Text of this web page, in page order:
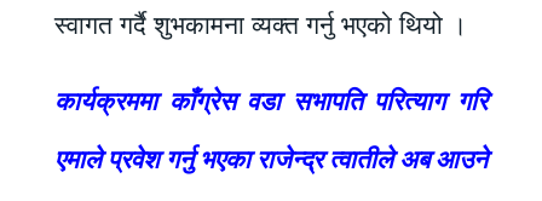
स्वागत गर्दै शुभकामना व्यक्त गर्नु भएको थियो ।
कार्यक्रममा काँग्रेस वडा सभापति परित्याग गरि
एमाले प्रवेश गर्नु भएका राजेन्द्र त्वातीले अब आउने